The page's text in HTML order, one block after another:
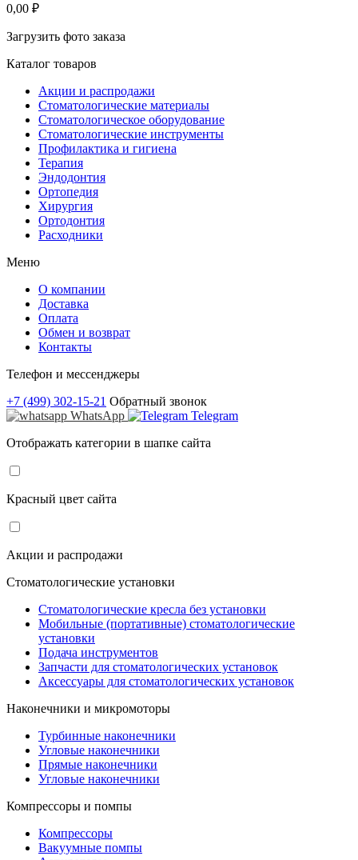
0,00 ₽
Загрузить фото заказа
Каталог товаров
Акции и распродажи
Стоматологические материалы
Стоматологическое оборудование
Стоматологические инструменты
Профилактика и гигиена
Терапия
Эндодонтия
Ортопедия
Хирургия
Ортодонтия
Расходники
Меню
О компании
Доставка
Оплата
Обмен и возврат
Контакты
Телефон и мессенджеры
+7 (499) 302-15-21 Обратный звонок
WhatsApp
Telegram
Отображать категории в шапке сайта
Красный цвет сайта
Акции и распродажи
Стоматологические установки
Стоматологические кресла без установки
Мобильные (портативные) стоматологические
установки
Подача инструментов
Запчасти для стоматологических установок
Аксессуары для стоматологических установок
Наконечники и микромоторы
Турбинные наконечники
Угловые наконечники
Прямые наконечники
Угловые наконечники
Компрессоры и помпы
Компрессоры
Вакуумные помпы